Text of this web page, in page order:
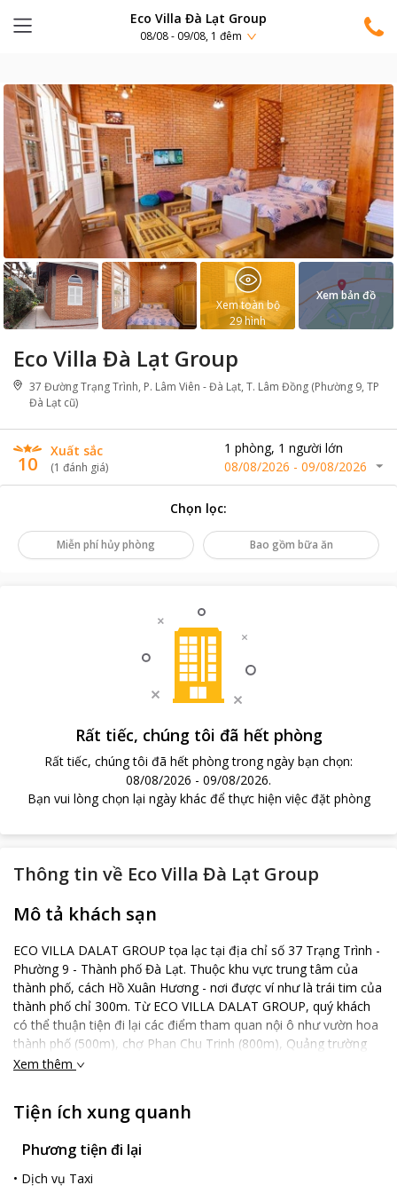
Eco Villa Đà Lạt Group
08/08 - 09/08, 1 đêm
Eco Villa Đà Lạt Group
37 Đường Trạng Trình, P. Lâm Viên - Đà Lạt, T. Lâm Đồng (Phường 9, TP
Đà Lạt cũ)
10
Xuất sắc
(1 đánh giá)
1 phòng, 1 người lớn
08/08/2026 - 09/08/2026
Xem toàn bộ
29hình
Xem bản đồ
Chọn lọc:
Miễn phí hủy phòng Bao gồm bữa ăn
Rất tiếc, chúng tôi đã hết phòng
Rất tiếc, chúng tôi đã hết phòng trong ngày bạn chọn:
08/08/2026 - 09/08/2026.
Bạn vui lòng chọn lại ngày khác để thực hiện việc đặt phòng
Thông tin về Eco Villa Đà Lạt Group
Mô tả khách sạn
ECO VILLA DALAT GROUP tọa lạc tại địa chỉ số 37 Trạng Trình -
Phường 9 - Thành phố Đà Lạt. Thuộc khu vực trung tâm của
thành phố, cách Hồ Xuân Hương - nơi được ví như là trái tim của
thành phố chỉ 300m. Từ ECO VILLA DALAT GROUP, quý khách
có thể thuận tiện đi lại các điểm tham quan nội ô như vườn hoa
thành phố (500m), chợ Phan Chu Trinh (800m), Quảng trường
trung tâm (1.5km), chợ Đà Lạt (2.5km), trường cao đẳng sư
Sương Nguyệt Ánh - Nguyễn Đình Chiểu - Phan Chu Trinh - Trần
phú, từ ăn sáng đến ăn trưa, ăn tối...với chất lượng đảm bảo và
giá chỉ dao động từ 20k đến 200k/phần. ECO VILLA DALAT
Xem thêm
Tiện ích xung quanh
Phương tiện đi lại
• Dịch vụ Taxi